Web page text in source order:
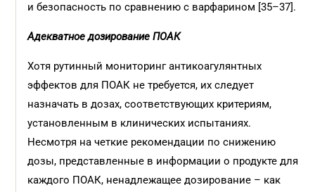
и безопасность по сравнению с варфарином [35–37].
Адекватное дозирование ПОАК
Хотя рутинный мониторинг антикоагулянтных
эффектов для ПOAК не требуется, их следует
назначать в дозах, соответствующих критериям,
установленным в клинических испытаниях.
Несмотря на четкие рекомендации по снижению
дозы, представленные в информации о продукте для
каждого ПOAК, ненадлежащее дозирование – как